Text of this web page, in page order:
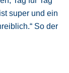
super und ein
So der